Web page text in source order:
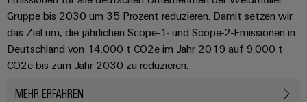
Sonnenenergie
Schienenfahrzeuge
Moderne
und
Lösungen
Leiterplattensteckverbinder
&
Leiterplattenklemmen
PCB
Connector
AI
Remote
Access
Industrial
Gruppe bis 2030 um 35 Prozent reduzieren. Damit setzen wir
das Ziel um, die jährlichen Scope-1- und Scope-2-Emissionen in
Deutschland von 14.000 t CO2e im Jahr 2019 auf 9.000 t
CO2e bis zum Jahr 2030 zu reduzieren.
MEHR ERFAHREN